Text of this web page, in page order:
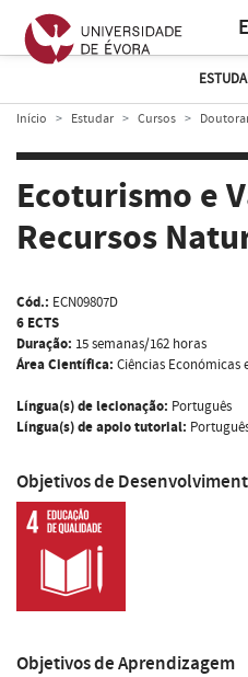
Início Estudar Cursos
Ecoturismo e
Recursos
Cód.: ECN09807D
6 ECTS
Duração: 15 semanas/162 horas
Área Científica: Ciências Económicas
Língua(s) de lecionação: Português
Língua(s) de apoio tutorial:
Objetivos de
Objetivos de Aprendizagem